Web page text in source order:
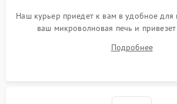
Наш курьер приедет к вам в удобное для
ваш микроволновая печь и
Подробнее